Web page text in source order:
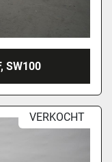
SW100
VERKOCHT